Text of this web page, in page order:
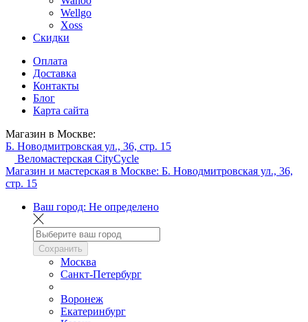
Wellgo
Xoss
Скидки
Оплата
Доставка
Контакты
Блог
Карта сайта
Магазин в Москве:
Б. Новодмитровская ул., 36, стр. 15
Веломастерская CityCycle
Магазин и мастерская в Москве: Б. Новодмитровская ул., 36,
стр. 15
Ваш город: Не определено
Сохранить
Москва
Санкт-Петербург
Воронеж
Екатеринбург